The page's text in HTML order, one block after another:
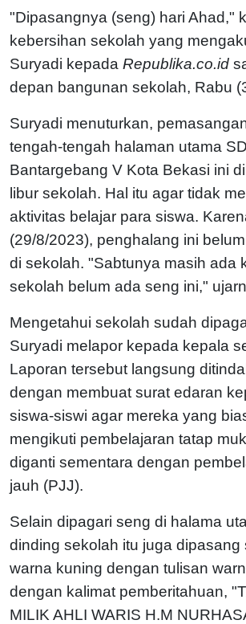
"Dipasangnya (seng) hari Ahad,"
kebersihan sekolah yang
Suryadi kepada Republika.co.id
depan bangunan sekolah, Rabu
Suryadi menuturkan,
tengah-tengah halaman utama SD
Bantargebang V Kota Bekasi ini
libur sekolah. Hal itu agar tidak
aktivitas belajar para siswa.
(29/8/2023), penghalang ini
di sekolah. "Sabtunya masih ada
sekolah belum ada seng ini,"
Mengetahui sekolah sudah
Suryadi melapor kepada kepala
Laporan tersebut langsung
dengan membuat surat edaran
siswa-siswi agar mereka yang
mengikuti pembelajaran tatap
diganti sementara dengan
jauh (PJJ).
Selain dipagari seng di halama
dinding sekolah itu juga dipasang
warna kuning dengan tulisan
dengan kalimat pemberitahuan,
MILIK AHLI WARIS H.M